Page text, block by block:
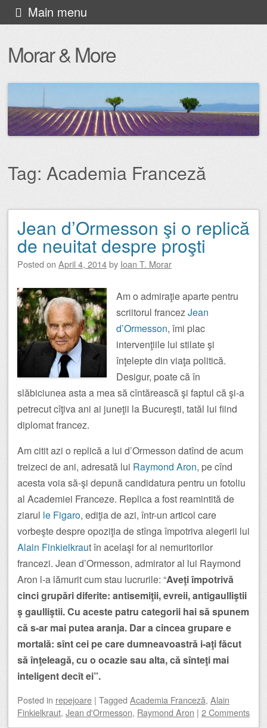
Morar & More
Main menu
Skip
to
content
Tag: Academia Franceză
Post navigation
Jean d’Ormesson şi o replică
de neuitat despre proşti
Posted on April 4, 2014by Ioan T. Morar
Am o admiraţie aparte pentru
scriitorul francezJean
d’Ormesson, îmi plac
intervenţiile lui stilate şi
înţelepte din viaţa politică.
Desigur, poate că în
slăbiciunea asta a mea să cîntărească şi faptul că şi-a
petrecut cîţiva ani ai juneţii la Bucureşti, tatăl lui fiind
diplomat francez.
Am citit azi o replică a lui d’Ormesson datînd de acum
treizeci de ani, adresată lui Raymond Aron, pe cînd
acesta voia să-şi depună candidatura pentru un fotoliu
al Academiei Franceze. Replica a fost reamintită de
ziarul le Figaro, ediţia de azi, într-un articol care
vorbeşte despre opoziţia de stînga împotriva alegerii lui
Alain Finkielkraut în acelaşi for al nemuritorilor
francezi. Jean d’Ormesson, admirator al lui Raymond
Aron l-a lămurit cum stau lucrurile: “Aveţi împotrivă
cinci grupări diferite: antisemiţii, evreii, antigaulliştii
ş gaulliştii. Cu aceste patru categorii hai să spunem
că s-ar mai putea aranja. Dar a cincea grupare e
mortală: sînt cei pe care dumneavoastră i-aţi făcut
să înţeleagă, cu o ocazie sau alta, că sînteţi mai
inteligent decît ei”.
Posted in repejoare | Tagged Academia Franceză, Alain
Finkielkraut, Jean d'Ormesson, Raymond Aron | 2 Comments